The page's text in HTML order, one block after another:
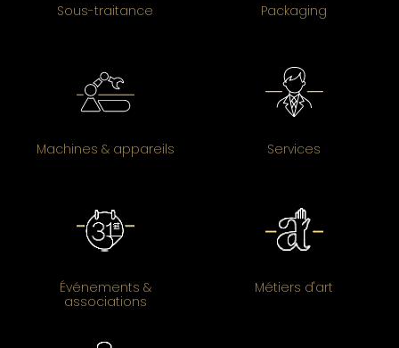
Sous-traitance Packaging
Machines & appareils Services
Événements &
associations
Métiers d'art